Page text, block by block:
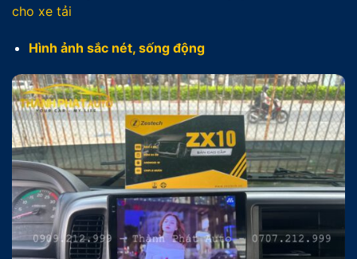
cho xe tải
Hình ảnh sắc nét, sống động